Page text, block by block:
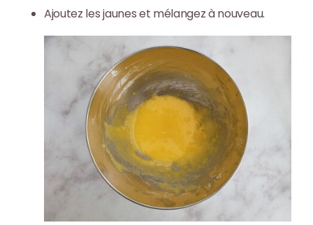
Ajoutez les jaunes et mélangez à nouveau.